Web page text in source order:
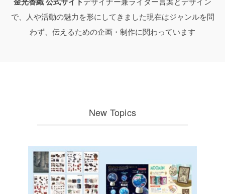
で、人や活動の魅力を形にしてきました現在はジャンルを問
わず、伝えるための企画・制作に関わっています
New Topics